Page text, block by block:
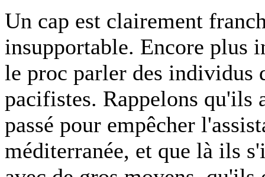
Un cap est clairement
insupportable. Encore plus
le proc parler des individus
pacifistes. Rappelons qu'ils
passé pour empêcher
méditerranée, et que là ils